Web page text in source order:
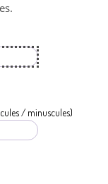
/ minuscules)